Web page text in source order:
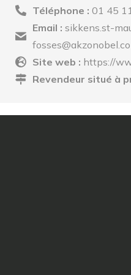
Téléphone : 01 45
Email : sikkens.st-
Site web : https://
Revendeur situé à